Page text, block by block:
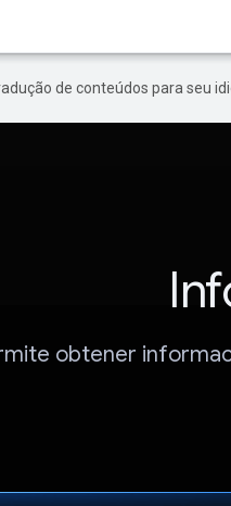
de conteúdos para seu
obtener